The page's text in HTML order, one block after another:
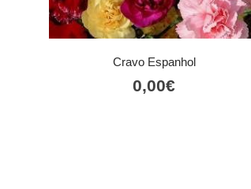
Cravo Espanhol
0,00€